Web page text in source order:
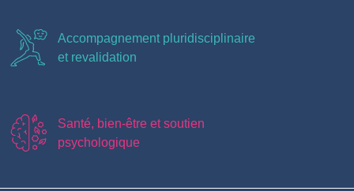
Accompagnement pluridisciplinaire
et revalidation
Santé, bien-être et soutien
psychologique